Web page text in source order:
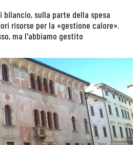
bilancio, sulla parte della spesa
risorse per la «gestione calore».
ma l'abbiamo gestito